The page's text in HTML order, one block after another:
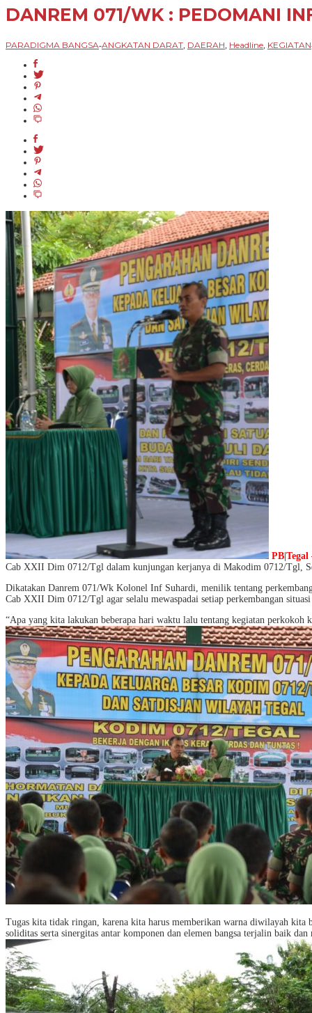
DANREM 071/WK : PEDOMANI
PARADIGMA BANGSA-ANGKATAN DARAT, DAERAH, Headline, KEGIATAN
PB|Tegal
Cab XXII Dim 0712/Tgl dalam kunjungan kerjanya di Makodim 0712/Tgl,
Dikatakan Danrem 071/Wk Kolonel Inf Suhardi, menilik tentang
Cab XXII Dim 0712/Tgl agar selalu mewaspadai setiap perkembangan
“Apa yang kita lakukan beberapa hari waktu lalu tentang kegiatan perkokoh
Tugas kita tidak ringan, karena kita harus memberikan warna diwilayah kita
soliditas serta sinergitas antar komponen dan elemen bangsa terjalin baik